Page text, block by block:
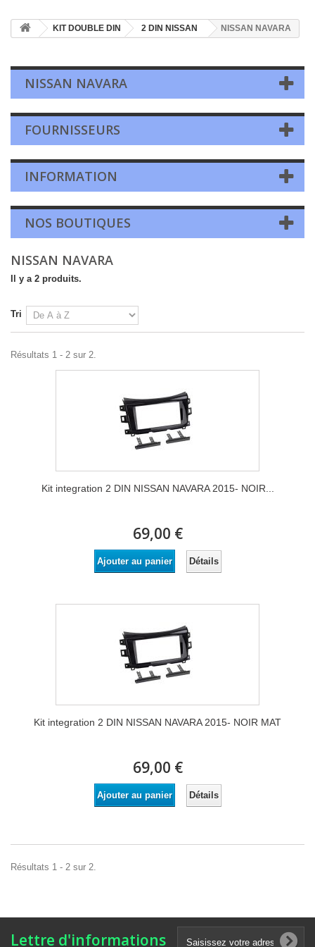
KIT DOUBLE DIN 2 DIN NISSAN NISSAN NAVARA
NISSAN NAVARA
FOURNISSEURS
INFORMATION
NOS BOUTIQUES
NISSAN NAVARA
Il y a 2 produits.
Tri
Résultats 1 - 2 sur 2.
Kit integration 2 DIN NISSAN NAVARA 2015- NOIR...
69,00 €
Ajouter au panier Détails
Kit integration 2 DIN NISSAN NAVARA 2015- NOIR MAT
69,00 €
Ajouter au panier Détails
Résultats 1 - 2 sur 2.
Lettre d'informations